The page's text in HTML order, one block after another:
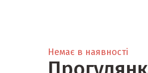
Немає в наявності